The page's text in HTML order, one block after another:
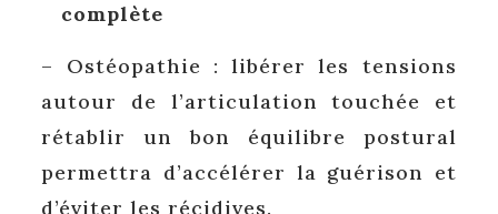
complète
– Ostéopathie : libérer les tensions
autour de l’articulation touchée et
rétablir un bon équilibre postural
permettra d’accélérer la guérison et
d’éviter les récidives.